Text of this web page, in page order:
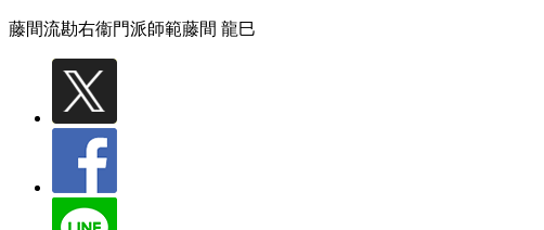
藤間流勘右衞門派師範藤間 龍巳